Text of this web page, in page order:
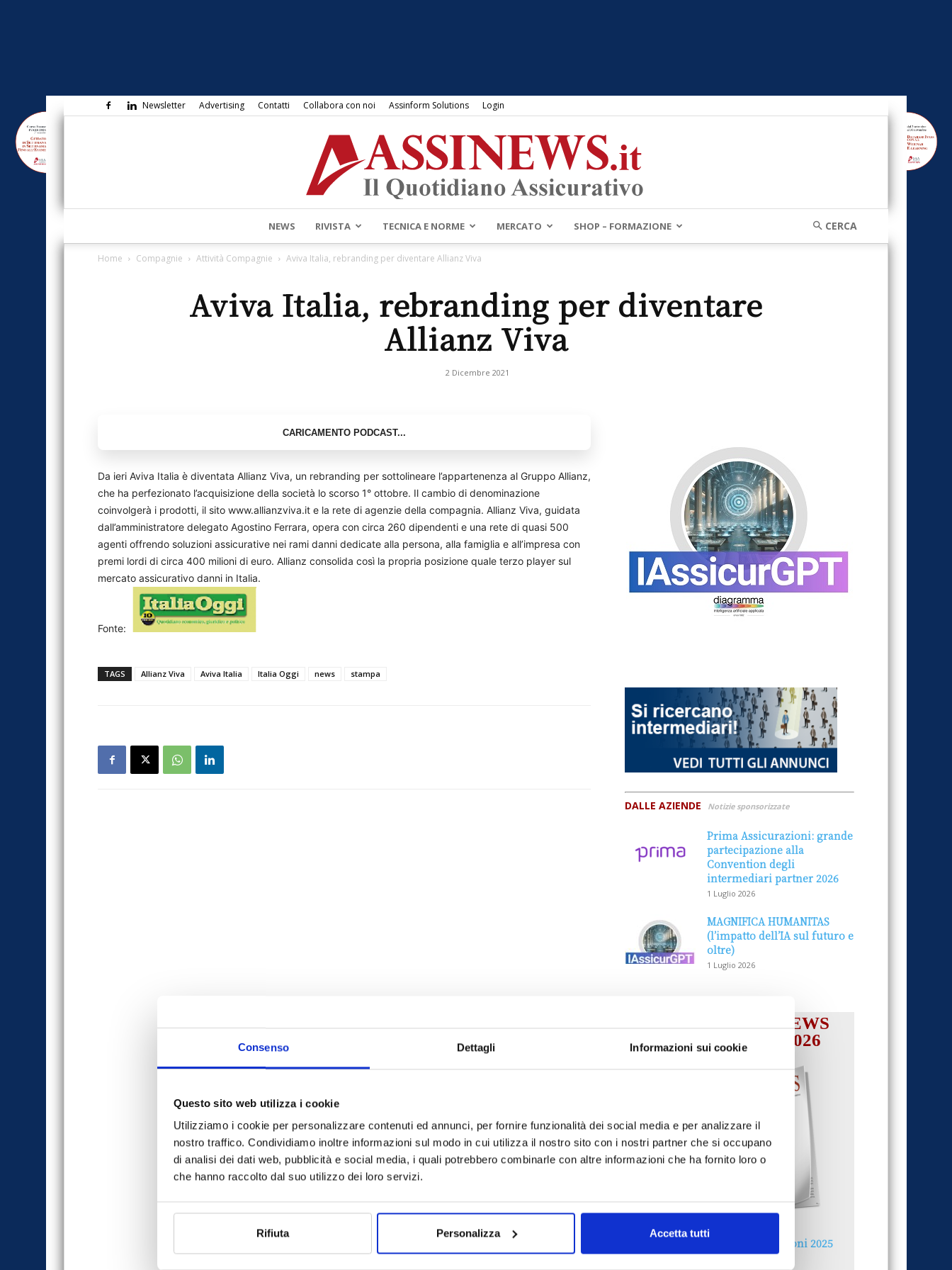
Consenso Dettagli Informazioni sui cookie
Questo sito web utilizza i cookie
Utilizziamo i cookie per personalizzare contenuti ed annunci, per fornire funzionalità dei social media e per analizzare il
nostro traffico. Condividiamo inoltre informazioni sul modo in cui utilizza il nostro sito con i nostri partner che si occupano
di analisi dei dati web, pubblicità e social media, i quali potrebbero combinarle con altre informazioni che ha fornito loro o
che hanno raccolto dal suo utilizzo dei loro servizi.
Rifiuta Personalizza Accetta tutti
Newsletter Advertising Contatti Collabora con noi Assinform Solutions Login
Assinews.it
NEWS RIVISTA TECNICA E NORME MERCATO SHOP – FORMAZIONE
Home Compagnie Attività Compagnie Aviva Italia, rebranding per diventare Allianz Viva
Aviva Italia, rebranding per diventare
Allianz Viva
2 Dicembre 2021
Da ieri Aviva Italia è diventata Allianz Viva, un rebranding per sottolineare l’appartenenza al Gruppo Allianz,
che ha perfezionato l’acquisizione della società lo scorso 1° ottobre. Il cambio di denominazione
coinvolgerà i prodotti, il sito www.allianzviva.it e la rete di agenzie della compagnia. Allianz Viva, guidata
dall’amministratore delegato Agostino Ferrara, opera con circa 260 dipendenti e una rete di quasi 500
agenti offrendo soluzioni assicurative nei rami danni dedicate alla persona, alla famiglia e all’impresa con
premi lordi di circa 400 milioni di euro. Allianz consolida così la propria posizione quale terzo player sul
mercato assicurativo danni in Italia.
Fonte:
TAGS Allianz Viva Aviva Italia Italia Oggi news stampa
DALLE AZIENDE Notizie sponsorizzate
Prima Assicurazioni: grande
partecipazione alla
Convention degli
intermediari partner 2026
1 Luglio 2026
MAGNIFICA HUMANITAS
(l’impatto dell’IA sul futuro e
oltre)
1 Luglio 2026
IL MENSILE ASSINEWS
LUGLIO-AGOSTO 2026
Reclami e sanzioni 2025